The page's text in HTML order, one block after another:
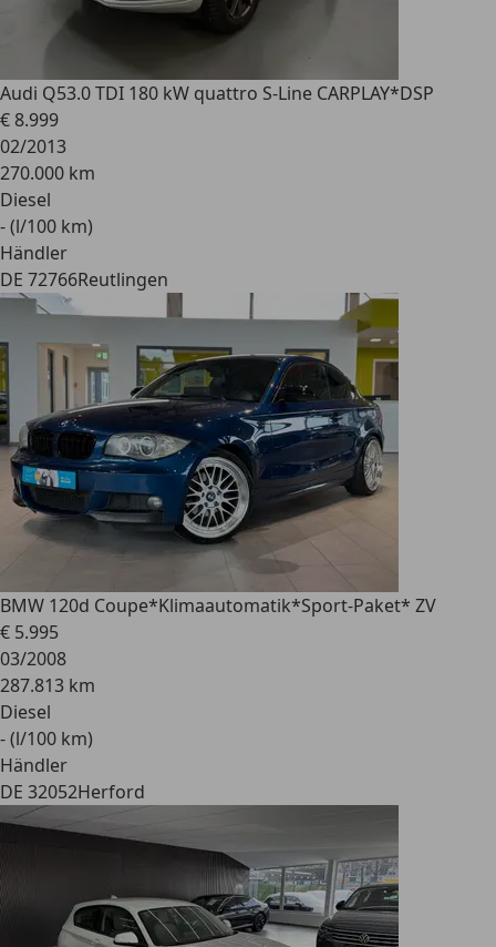
Audi Q53.0 TDI 180 kW quattro S-Line CARPLAY*DSP
€ 8.999
02/2013
270.000 km
Diesel
- (l/100 km)
Händler
DE 72766Reutlingen
BMW 120d Coupe*Klimaautomatik*Sport-Paket* ZV
€ 5.995
03/2008
287.813 km
Diesel
- (l/100 km)
Händler
DE 32052Herford